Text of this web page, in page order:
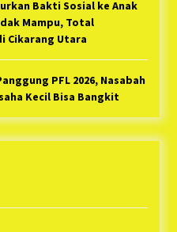
Bakti Sosial ke Anak
Mampu, Total
Cikarang Utara
PFL 2026, Nasabah
Kecil Bisa Bangkit